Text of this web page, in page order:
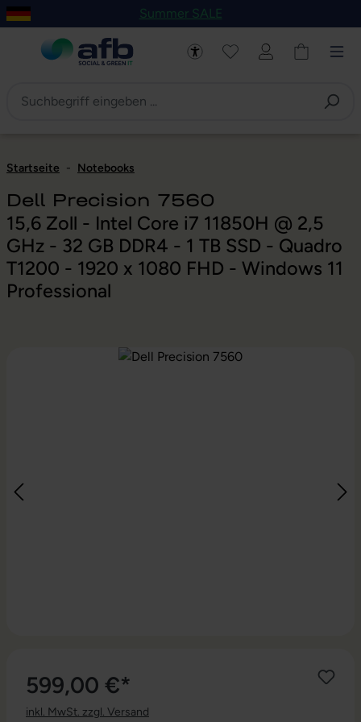
Hauptinhalt springen
Zur Navigation der B2B-Plattform springen
Summer SALE
Startseite - Notebooks
Dell Precision 7560
15,6 Zoll - Intel Core i7 11850H @ 2,5
GHz - 32 GB DDR4 - 1 TB SSD - Quadro
T1200 - 1920 x 1080 FHD - Windows 11
Professional
Bildergalerie überspringen
599,00 €*
inkl. MwSt. zzgl. Versand